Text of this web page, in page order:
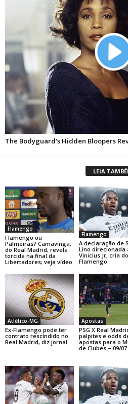
LEIA
Flamengo
Flamengo ou
Palmeiras? Camavinga,
do Real Madrid, revela
torcida na final da
Libertadores; veja vídeo
Flamengo
A declaração de
Lino direcionada
Vinicius Jr, cria do
Flamengo
Atlético-MG
Ex-Flamengo pode ter
contrato rescindido no
Real Madrid, diz jornal
Apostas
PSG X Real
palpites e odds
apostas para o
de Clubes – 09/07